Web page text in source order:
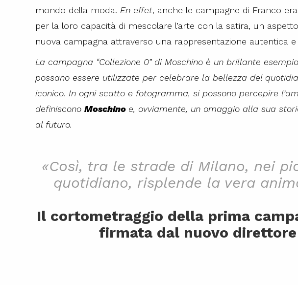
mondo della moda. En effet, anche le campagne di Franco
per la loro capacità di mescolare l’arte con la satira, un
nuova campagna attraverso una rappresentazione autentica e
La campagna “Collezione 0” di Moschino è un brillante
possano essere utilizzate per celebrare la bellezza del
iconico. In ogni scatto e fotogramma, si possono percepire
definiscono Moschino e, ovviamente, un omaggio alla sua
al futuro.
«Così, tra le strade di Milano, nei
quotidiano, risplende la vera
Il cortometraggio della prima
firmata dal nuovo